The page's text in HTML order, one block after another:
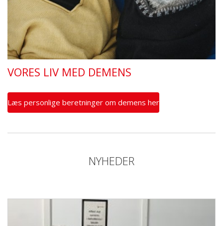
VORES LIV MED DEMENS
Læs personlige beretninger om demens her
NYHEDER